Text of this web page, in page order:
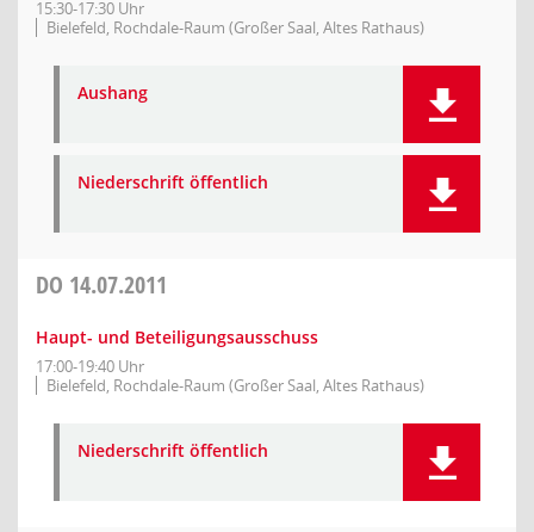
15:30-17:30 Uhr
Bielefeld, Rochdale-Raum (Großer Saal, Altes Rathaus)
Aushang
Niederschrift öffentlich
DO 14.07.2011
Haupt- und Beteiligungsausschuss
17:00-19:40 Uhr
Bielefeld, Rochdale-Raum (Großer Saal, Altes Rathaus)
Niederschrift öffentlich